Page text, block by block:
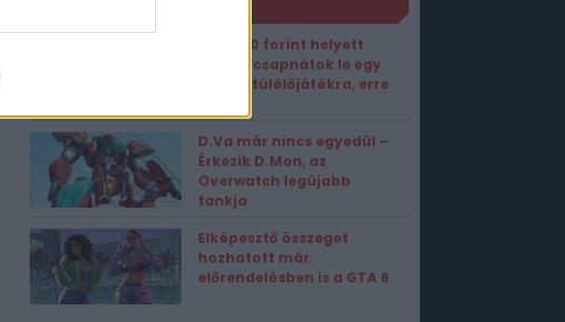
Ha 9000 forint helyett
ingyen csapnátok le egy
szuper túlélőjátékra, erre
D.Va már nincs egyedül –
Érkezik D.Mon, az
Overwatch legújabb
tankja
Elképesztő összeget
hozhatott már
előrendelésben is a GTA 6